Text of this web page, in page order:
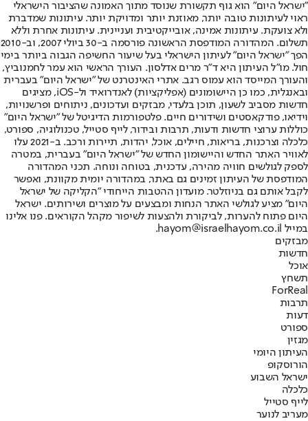
"ישראל היום" הוא גוף תקשורת שנוסד מתוך האמונה שהציבור הישראלי
ראוי לעיתונות טובה יותר, מאוזנת יותר ומדויקת יותר. עיתונות שמדברת
ולא צועקת. עיתונות אמינה, אובייקטיבית ועניינית. עיתונות אחרת וללא
תשלום. המהדורה המודפסת הראשונה פורסמה ב-30 ביולי 2007, וב-2010
הפך "ישראל היום" לעיתון הישראלי בעל שיעור החשיפה הגבוה ביותר בימי
חול. מו"ל העיתון היא ד"ר מרים אדלסון. העורך הראשי הוא עמר לחמנוביץ,
והעורך המייסד הוא עמוס רגב. אתרי האינטרנט של "ישראל היום" בעברית
ובאנגלית, כמו כן היישומונים (אפליקציות) לאנדרואיד ול-iOS, מציגים
חדשות מסביב לשעון, תוכן בלעדי, מבזקים ועדכונים, ניתוחים ופרשנויות,
וידיאו, פודקאסטים ושידורים חיים. פלטפורמות הדיגיטל של "ישראל היום"
כוללות ערוצי חדשות ודעות, תרבות ובידור, לייף סטייל, טכנולוגיה, ספורט,
כלכלה וצרכנות, בריאות, חיילים, אוכל, יהדות, תיירות ורכב. ב-2021 עלו
לאוויר האתר החדש והיישומון החדש של "ישראל היום" בעברית, במטרה
לספק לגולשים חוויה מהירה, עדכנית, בטוחה ונוחה. תכני המהדורה
המודפסת של העיתון זמינים גם באתר, במהדורה יומית מקוונת, ואפשר
לקבל אותם גם בניוזלטר. מועדון ההטבות הייחודי "הקליקה של ישראל
היום" מציע לגולשי האתר הנחות ומבצעים על מוצרים ושירותים. ישראל
היום פתוח להערות, לביקורת ולהצעות לשיפור מקהל הקוראים. פנו אלינו
במייל hayom@israelhayom.co.il.
מבזקים
חדשות
אוכל
תשחץ
ForReal
תרבות
דעות
ספורט
מגזין
העיתון היומי
הורוסקופ
ישראל השבוע
כלכלה
לייף סטייל
מעריב לנוער